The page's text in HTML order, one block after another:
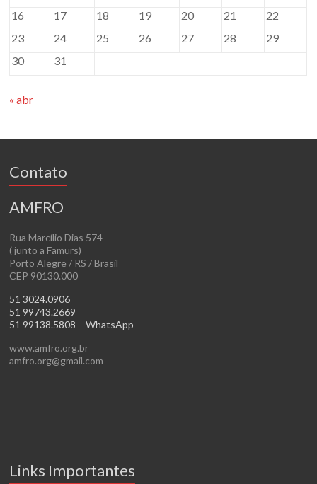
16
17 18 19 20 21
22
23
24 25 26 27 28
29
30
31
« abr
Contato
AMFRO
Rua Marcílio Dias 574
( junto a Famurs)
Porto Alegre / RS / Brasil
CEP 90130.000
51 3024.0906
51 99743.2669
51 99138.5808 – WhatsApp
www.amfro.org.br
amfro.org@gmail.com
Links Importantes